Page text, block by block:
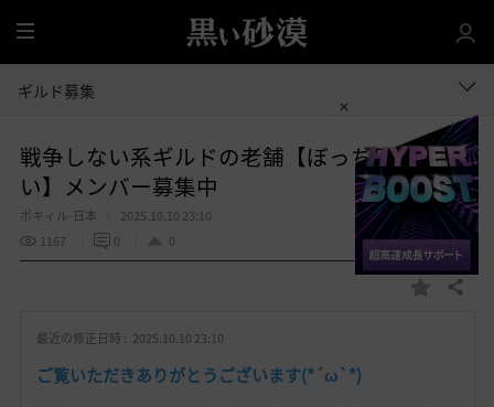
全
体
ギルド募集
戦争しない系ギルドの老舗【ぼっち民の集
い】メンバー募集中
ポキィル-日本
2025.10.10 23:10
1167
0 0
お 共有する
最近の修正日時 : 2025.10.10 23:10
ご覧いただきありがとうございます(*´ω`*)